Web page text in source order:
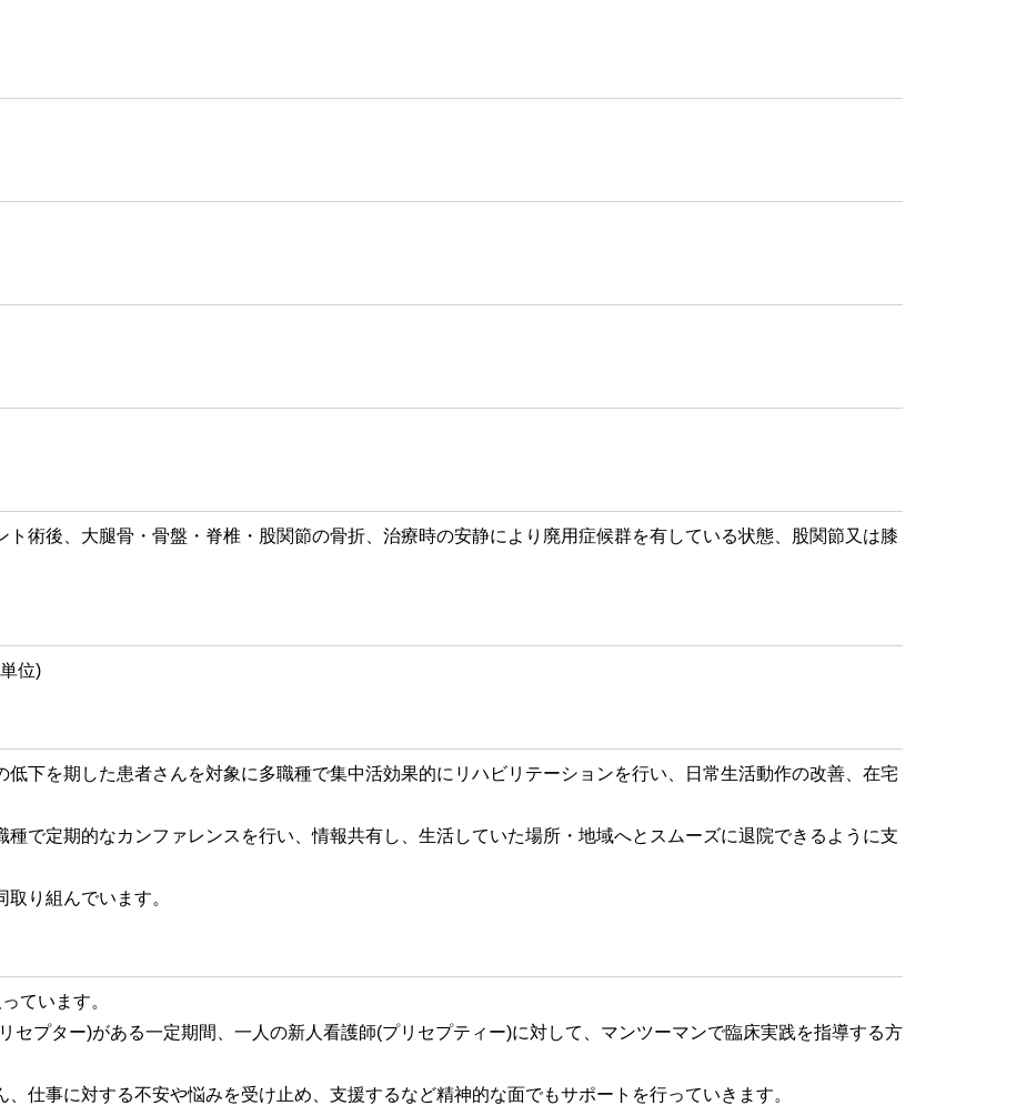
ト術後、大腿骨・骨盤・脊椎・股関節の骨折、治療時の安静により廃用症候群を有している状態、股関節又は膝
位)
低下を期した患者さんを対象に多職種で集中活効果的にリハビリテーションを行い、日常生活動作の改善、在宅
種で定期的なカンファレンスを行い、情報共有し、生活していた場所・地域へとスムーズに退院できるように支
り組んでいます。
ています。
セプター)がある一定期間、一人の新人看護師(プリセプティー)に対して、マンツーマンで臨床実践を指導する方
仕事に対する不安や悩みを受け止め、支援するなど精神的な面でもサポートを行っていきます。